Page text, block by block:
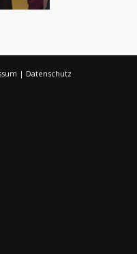
| Datenschutz